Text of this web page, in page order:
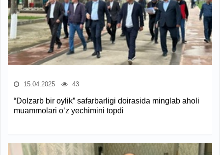
15.04.2025 43
“Dolzarb bir oylik” safarbarligi doirasida minglab aholi
muammolari o‘z yechimini topdi